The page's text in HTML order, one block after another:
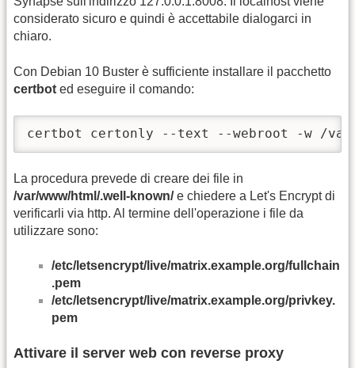
considerato sicuro e quindi è accettabile dialogarci in
chiaro.
Con Debian 10 Buster è sufficiente installare il pacchetto
certbot ed eseguire il comando:
certbot certonly --text --webroot -w /var/
La procedura prevede di creare dei file in
/var/www/html/.well-known/e chiedere a Let's Encrypt di
verificarli via http. Al termine dell'operazione i file da
utilizzare sono:
/etc/letsencrypt/live/matrix.example.org/fullchain
.pem
/etc/letsencrypt/live/matrix.example.org/privkey.
pem
Attivare il server web con reverse proxy